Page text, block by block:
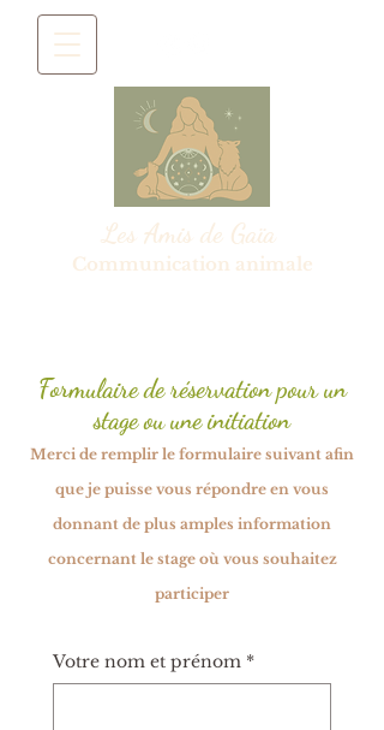
Les Amis de Gaïa
Communication animale
Formulaire de réservation pour un
stage ou une initiation
Merci de remplir le formulaire suivant afin
que je puisse vous répondre en vous
donnant de plus amples information
concernant le stage où vous souhaitez
participer
Votre nom et prénom *